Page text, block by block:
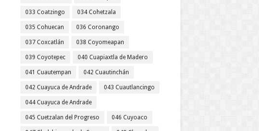
033 Coatzingo 034 Cohetzala
035 Cohuecan 036 Coronango
037 Coxcatlán 038 Coyomeapan
039 Coyotepec 040 Cuapiaxtla de Madero
041 Cuautempan 042 Cuautinchán
042 Cuayuca de Andrade 043 Cuautlancingo
044 Cuayuca de Andrade
045 Cuetzalan del Progreso 046 Cuyoaco